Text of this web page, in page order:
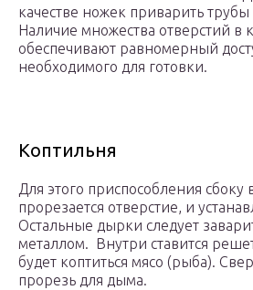
качестве ножек приварить
Наличие множества отверстий в
обеспечивают равномерный
необходимого для готовки.
Коптильня
Для этого приспособления сбоку
прорезается отверстие, и
Остальные дырки следует
металлом. Внутри ставится
будет коптиться мясо (рыба).
прорезь для дыма.